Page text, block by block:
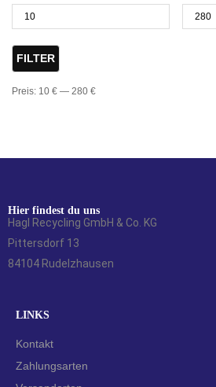
FILTER
Preis: 10 € — 280 €
Hier findest du uns
Hagl Recycling GmbH & Co. KG
Pittersdorf 13
84104 Rudelzhausen
LINKS
Kontakt
Zahlungsarten